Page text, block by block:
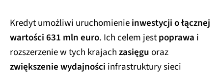
Kredyt umożliwi uruchomienieinwestycji o łącznej
wartości 631 mln euro. Ich celem jestpoprawa i
rozszerzenie w tych krajachzasięguoraz
zwiększenie wydajności infrastruktury sieci